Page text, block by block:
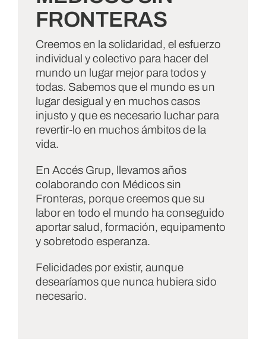
FRONTERAS
Creemos en la solidaridad, el esfuerzo
individual y colectivo para hacer del
mundo un lugar mejor para todos y
todas. Sabemos que el mundo es un
lugar desigual y en muchos casos
injusto y que es necesario luchar para
revertir-lo en muchos ámbitos de la
vida.
En Accés Grup, llevamos años
colaborando con Médicos sin
Fronteras, porque creemos que su
labor en todo el mundo ha conseguido
aportar salud, formación, equipamento
y sobretodo esperanza.
Felicidades por existir, aunque
desearíamos que nunca hubiera sido
necesario.